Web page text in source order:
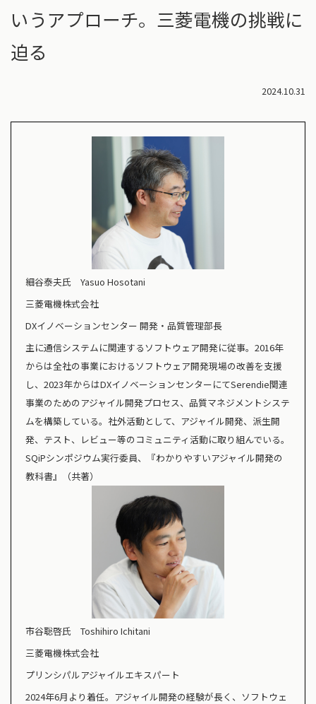
いうアプローチ。三菱電機の挑戦に
迫る
2024.10.31
細谷泰夫氏 Yasuo Hosotani
三菱電機株式会社
DXイノベーションセンター 開発・品質管理部長
主に通信システムに関連するソフトウェア開発に従事。2016年
からは全社の事業におけるソフトウェア開発現場の改善を支援
し、2023年からはDXイノベーションセンターにてSerendie関連
事業のためのアジャイル開発プロセス、品質マネジメントシステ
ムを構築している。社外活動として、アジャイル開発、派生開
発、テスト、レビュー等のコミュニティ活動に取り組んでいる。
SQiPシンポジウム実行委員、『わかりやすいアジャイル開発の
教科書』（共著）
市谷聡啓氏 Toshihiro Ichitani
三菱電機株式会社
プリンシパルアジャイルエキスパート
2024年6月より着任。アジャイル開発の経験が長く、ソフトウェ